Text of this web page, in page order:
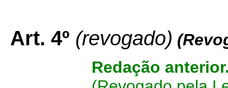
Art. 4º (revogado)
Redação